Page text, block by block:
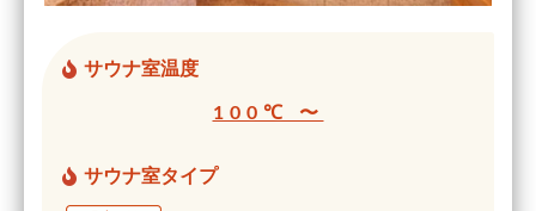
サウナ室温度
100℃ 〜
サウナ室タイプ